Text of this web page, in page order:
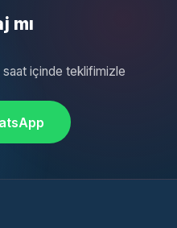
mı
saat içinde teklifimizle